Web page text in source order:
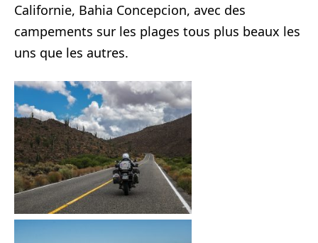
Californie, Bahia Concepcion, avec des
campements sur les plages tous plus beaux les
uns que les autres.